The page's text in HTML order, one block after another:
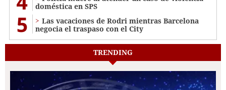
doméstica en SPS
5
Las vacaciones de Rodri mientras Barcelona
negocia el traspaso con el City
TRENDING